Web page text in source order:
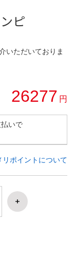
ピ
いただいておりま
26277 円
いで
リポイントについて